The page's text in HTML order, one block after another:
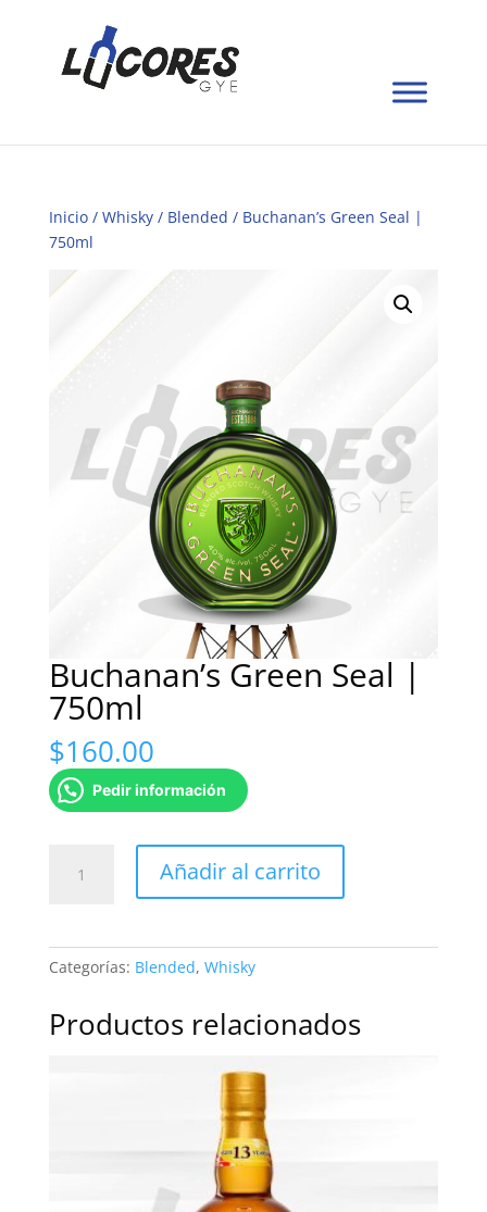
Inicio/ Whisky/ Blended / Buchanan’s Green Seal |
750ml
Buchanan’s Green Seal |
750ml
$160.00
Pedir información
Green Seal
cantidad
Añadir al carrito
Categorías: Blended, Whisky
Productos relacionados